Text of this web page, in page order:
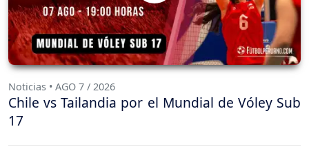
Noticias • AGO 7 / 2026
Chile vs Tailandia por el Mundial de Vóley Sub
17